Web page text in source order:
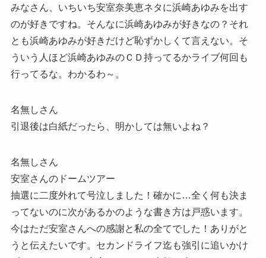
みなさん、いちいち安室奈美恵ネタに浜崎あゆみを出す
のが好きですね。そんなに浜崎あゆみが好きなの？それ
とも浜崎あゆみが好きだけど恥ずかしくて言えない。そ
ういう人ほど浜崎あゆみのＣＤ持ってるかライブ何回も
行ってるな。わかるわ～。
名無しさん
引退後は白紙だったら、明かしては無いよね？
名無しさん
安室さんのドームツアー
抽選に二度外れて号泣しました！確かに…全く何も決ま
ってないのに次があるかのような書き方は戸惑います。
今はただ安室さんへの感謝と私の全てでした！ありがと
うと伝えたいです。セカンドライフ迄も強引に追いかけ